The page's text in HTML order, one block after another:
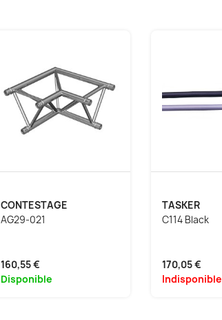
CONTESTAGE
AG29-021
160,55 €
Disponible
TASKER
C114 Black
170,05 €
Indisponible